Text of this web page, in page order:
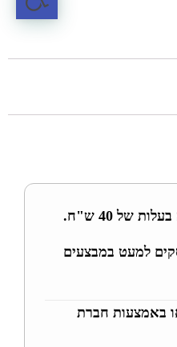
של 40 ש"ח.
בגד באחד הסניפים - תוך 14 ימי עסקים למעט במבצעים
באמצעות חברת